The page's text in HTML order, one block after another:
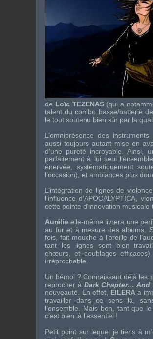
de Loïc TEZENAS(qui a
talent du combo basse/batterie
le tout soutenu bien sûr par la
L’omniprésence des
aussi toujours autant mise en
d’une pureté incroyable. Ainsi,
parfaitement à lui seul
énervée, systématiquement
l’occasion), et ambiances plus
L’intégration de lignes de
l’influence d’APOCALYPTICA ,
cette pointe d’innovation
Aurélie elle-même livrera une
au fur et à mesure des albums.
fois, fait mouche à l’oreille de
tant les lignes sont bien
chœurs, et doublages
irréprochable.
Un bémol ? Connaissant déjà les
reprocher à Dark Chapter… And
nouveauté. En effet, EILERA a
travailler dans ce sens là,
l’ensemble. Mais bon, tant que
c’est bien là l’essentiel !
Petit point sur lequel je tiens à